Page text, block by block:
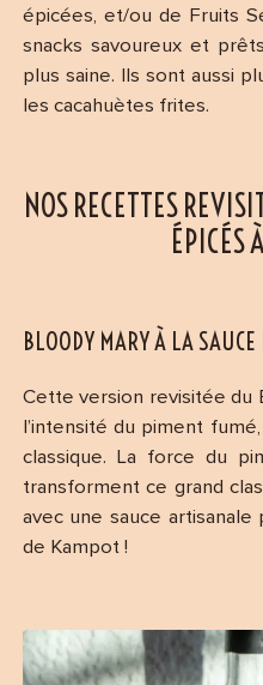
épicées, et/ou de Fruits
snacks savoureux et
plus saine. Ils sont aussi
les cacahuètes frites.
NOS RECETTES
ÉPICÉS
BLOODY MARY À LA
Cette version revisitée du
l’intensité du piment
classique. La force du
transforment ce grand
avec une sauce
de Kampot !